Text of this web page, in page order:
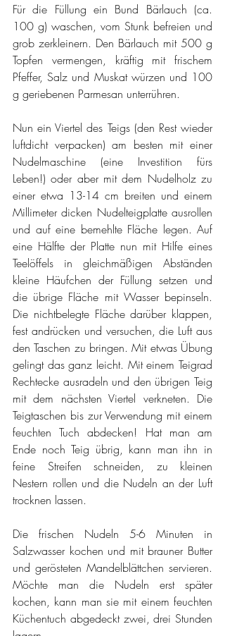
Für die Füllung ein Bund Bärlauch (ca.
100 g) waschen, vom Stunk befreien und
grob zerkleinern. Den Bärlauch mit 500 g
Topfen vermengen, kräftig mit frischem
Pfeffer, Salz und Muskat würzen und 100
g geriebenen Parmesan unterrühren.
Nun ein Viertel des Teigs (den Rest wieder
luftdicht verpacken) am besten mit einer
Nudelmaschine (eine Investition fürs
Leben!) oder aber mit dem Nudelholz zu
einer etwa 13-14 cm breiten und einem
Millimeter dicken Nudelteigplatte ausrollen
und auf eine bemehlte Fläche legen. Auf
eine Hälfte der Platte nun mit Hilfe eines
Teelöffels in gleichmäßigen Abständen
kleine Häufchen der Füllung setzen und
die übrige Fläche mit Wasser bepinseln.
Die nichtbelegte Fläche darüber klappen,
fest andrücken und versuchen, die Luft aus
den Taschen zu bringen. Mit etwas Übung
gelingt das ganz leicht. Mit einem Teigrad
Rechtecke ausradeln und den übrigen Teig
mit dem nächsten Viertel verkneten. Die
Teigtaschen bis zur Verwendung mit einem
feuchten Tuch abdecken! Hat man am
Ende noch Teig übrig, kann man ihn in
feine Streifen schneiden, zu kleinen
Nestern rollen und die Nudeln an der Luft
trocknen lassen.
Die frischen Nudeln 5-6 Minuten in
Salzwasser kochen und mit brauner Butter
und gerösteten Mandelblättchen servieren.
Möchte man die Nudeln erst später
kochen, kann man sie mit einem feuchten
Küchentuch abgedeckt zwei, drei Stunden